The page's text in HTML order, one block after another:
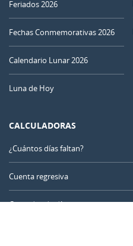
Feriados 2026
Fechas Conmemorativas 2026
Calendario Lunar 2026
Luna de Hoy
CALCULADORAS
¿Cuántos días faltan?
Cuenta regresiva
Contador de días